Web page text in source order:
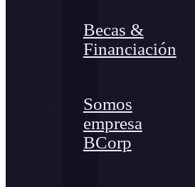
Becas &
Financiación
Somos
empresa
BCorp